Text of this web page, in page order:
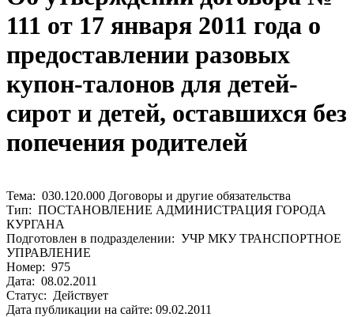
111 от 17 января 2011 года о
предоставлении разовых
купон-талонов для детей-
сирот и детей, оставшихся без
попечения родителей
Тема: 030.120.000 Договоры и другие обязательства
Тип: ПОСТАНОВЛЕНИЕ АДМИНИСТРАЦИЯ ГОРОДА
КУРГАНА
Подготовлен в подразделении: УЧР МКУ ТРАНСПОРТНОЕ
УПРАВЛЕНИЕ
Номер: 975
Дата: 08.02.2011
Статус: Действует
Дата публикации на сайте: 09.02.2011